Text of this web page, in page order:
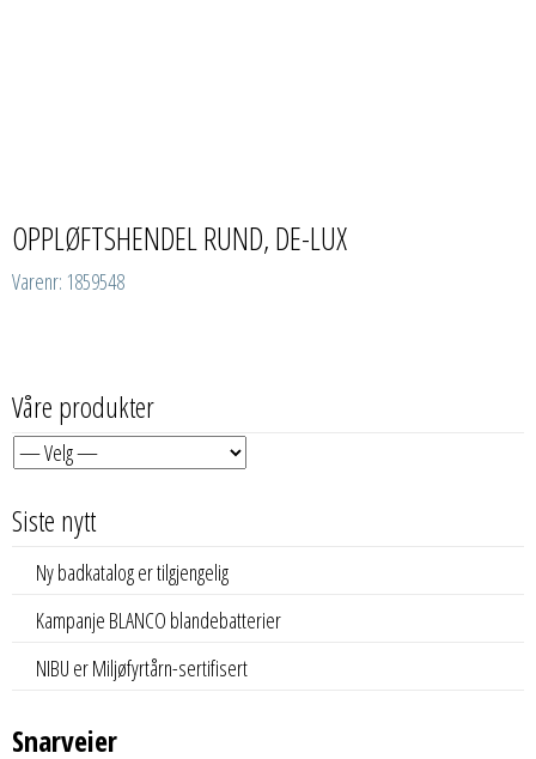
OPPLØFTSHENDEL RUND, DE-LUX
Varenr: 1859548
Våre produkter
Siste nytt
Ny badkatalog er tilgjengelig
Kampanje BLANCO blandebatterier
NIBU er Miljøfyrtårn-sertifisert
Snarveier